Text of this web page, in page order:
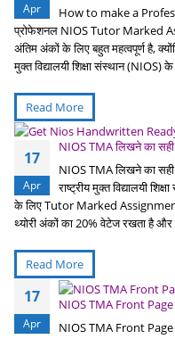
Apr
How to make a
प्रोफेशनल NIOS Tutor Marked
अंतिम अंकों के लिए बहुत महत्वपूर्ण है,
मुक्त विद्यालयी शिक्षा संस्थान (NIOS)
Read More
17
Apr
NIOS TMA लिखने का सही
NIOS TMA लिखने का सही
राष्ट्रीय मुक्त विद्यालयी
के लिए Tutor Marked Assignment
थ्योरी अंकों का 20% वेटेज रखता है और
Read More
17
Apr
NIOS TMA Front Page
NIOS TMA Front